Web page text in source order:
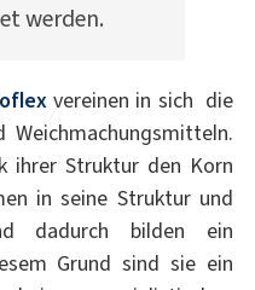
werden.
vereinen in sich die
ihrer Struktur den Korn
in seine Struktur und
dadurch bilden ein
Grund sind sie ein